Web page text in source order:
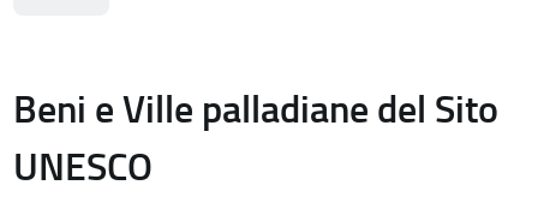
Beni e Ville palladiane del Sito
UNESCO